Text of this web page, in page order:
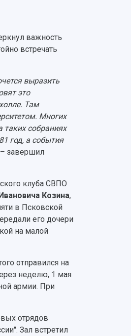
важность
встречать
выразить
это
Там
Многих
собраниях
год, а события
– завершил
клуба СВПО
Козина,
в Псковской
его дочери
на малой
отправился на
неделю, 1 мая
армии. При
отрядов
Зал встретил